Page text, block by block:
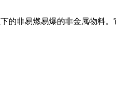
的非易燃易爆的非金属物料